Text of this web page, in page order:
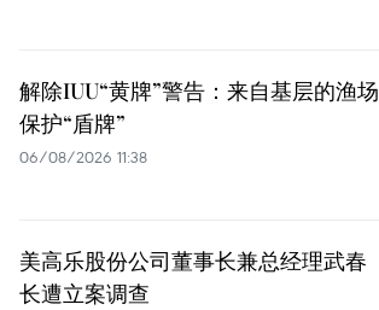
解除IUU“黄牌”警告：来自基层的渔场
保护“盾牌”
06/08/2026 11:38
美高乐股份公司董事长兼总经理武春
长遭立案调查